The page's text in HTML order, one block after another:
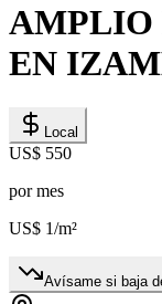
AMPLIO
EN
Local
US$ 550
por mes
US$ 1/m²
Avísame si baja